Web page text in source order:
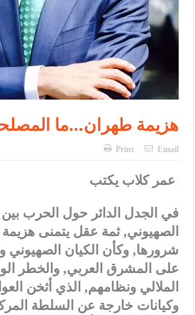
الملك
الملك يتلقى اتصالا
القاضي محمود أحمد فريحات..
عارف بيك فريحات..
هزيمة طهران…ما
Print Email
في الجدل الدائر حول الحرب بين
الصهيوني, ثمة عقل يتمنى
شرورها, وكأن الكيان الصهيوني
على المشرق العربي, والخطر
الملالي ونظامهم, الذي أثخن
وكيانات خارجة عن السلطة